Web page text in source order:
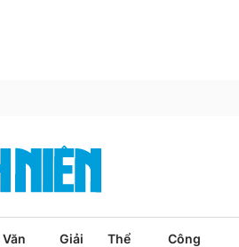
Văn
Giải
Thể
Công